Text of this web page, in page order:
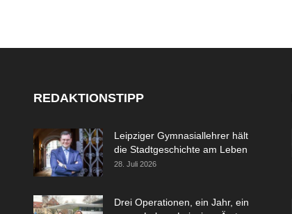
REDAKTIONSTIPP
Leipziger Gymnasiallehrer hält
die Stadtgeschichte am Leben
28. Juli 2026
Drei Operationen, ein Jahr, ein